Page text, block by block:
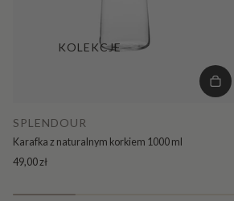
KOLEKCJE
SPLENDOUR
Karafka z naturalnym korkiem 1000 ml
49,00 zł